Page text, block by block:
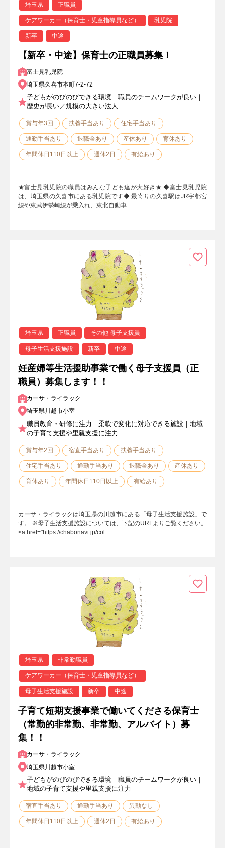
埼玉県 正職員
ケアワーカー（保育士・児童指導員など） 乳児院
新卒 中途
【新卒・中途】保育士の正職員募集！
富士見乳児院
埼玉県久喜市本町7-2-72
子どもがのびのびできる環境｜職員のチームワークが良い｜
歴史が長い／規模の大きい法人
賞与年3回 扶養手当あり 住宅手当あり
通勤手当あり 退職金あり 産休あり 育休あり
年間休日110日以上 週休2日 有給あり
★富士見乳児院の職員はみんな子ども達が大好き★ ◆富士見乳児院
は、埼玉県の久喜市にある乳児院です◆ 最寄りの久喜駅はJR宇都宮
線や東武伊勢崎線が乗入れ、東北自動車…
埼玉県 正職員 その他 母子支援員
母子生活支援施設 新卒 中途
妊産婦等生活援助事業で働く母子支援員（正
職員）募集します！！
カーサ・ライラック
埼玉県川越市小室
職員教育・研修に注力｜柔軟で変化に対応できる施設｜地域
の子育て支援や里親支援に注力
賞与年2回 宿直手当あり 扶養手当あり
住宅手当あり 通勤手当あり 退職金あり 産休あり
育休あり 年間休日110日以上 有給あり
カーサ・ライラックは埼玉県の川越市にある「母子生活支援施設」で
す。 ※母子生活支援施設については、下記のURLよりご覧ください。
<a href="https://chabonavi.jp/col…
埼玉県 非常勤職員
ケアワーカー（保育士・児童指導員など）
母子生活支援施設 新卒 中途
子育て短期支援事業で働いてくださる保育士
（常勤的非常勤、非常勤、アルバイト）募
集！！
カーサ・ライラック
埼玉県川越市小室
子どもがのびのびできる環境｜職員のチームワークが良い｜
地域の子育て支援や里親支援に注力
宿直手当あり 通勤手当あり 異動なし
年間休日110日以上 週休2日 有給あり